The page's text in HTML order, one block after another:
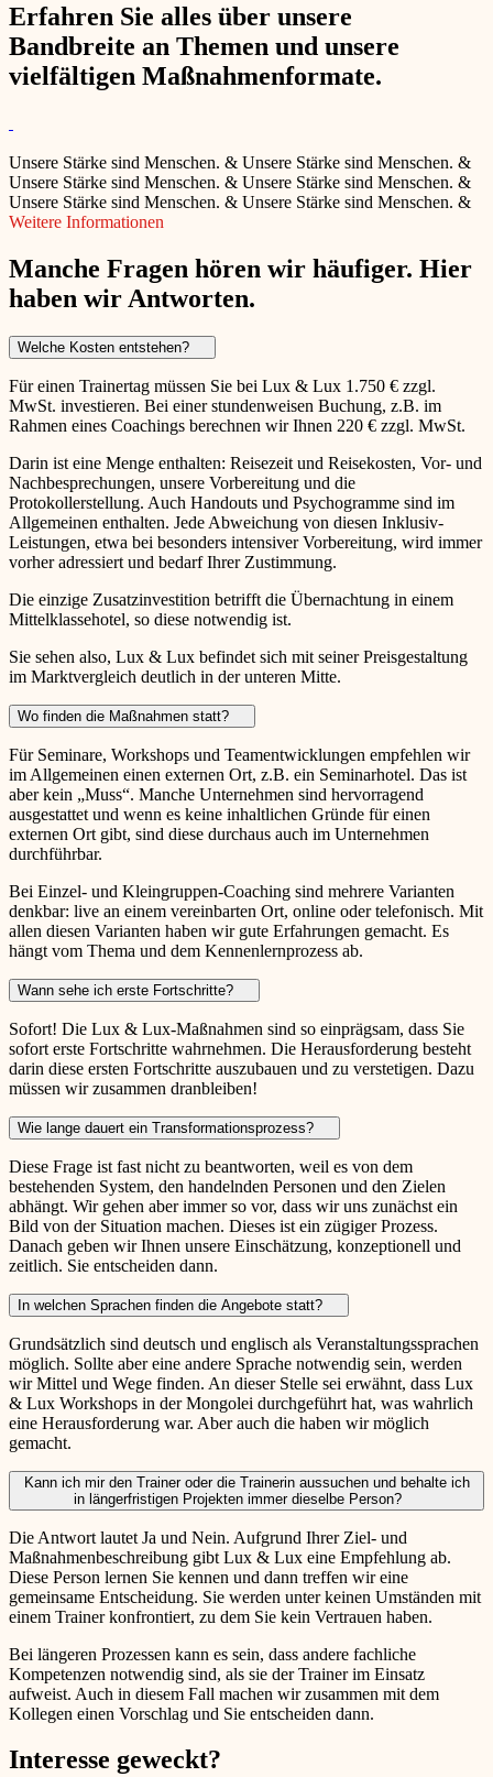
Erfahren Sie alles über unsere
Bandbreite an Themen und unsere
vielfältigen Maßnahmenformate.
Unsere Stärke sind Menschen. & Unsere Stärke sind Menschen. &
Unsere Stärke sind Menschen. & Unsere Stärke sind Menschen. &
Unsere Stärke sind Menschen. & Unsere Stärke sind Menschen. &
Weitere Informationen
Manche Fragen hören wir häufiger. Hier
haben wir Antworten.
Welche Kosten entstehen?
Für einen Trainertag müssen Sie bei Lux & Lux 1.750 € zzgl.
MwSt. investieren. Bei einer stundenweisen Buchung, z.B. im
Rahmen eines Coachings berechnen wir Ihnen 220 € zzgl. MwSt.
Darin ist eine Menge enthalten: Reisezeit und Reisekosten, Vor- und
Nachbesprechungen, unsere Vorbereitung und die
Protokollerstellung. Auch Handouts und Psychogramme sind im
Allgemeinen enthalten. Jede Abweichung von diesen Inklusiv-
Leistungen, etwa bei besonders intensiver Vorbereitung, wird immer
vorher adressiert und bedarf Ihrer Zustimmung.
Die einzige Zusatzinvestition betrifft die Übernachtung in einem
Mittelklassehotel, so diese notwendig ist.
Sie sehen also, Lux & Lux befindet sich mit seiner Preisgestaltung
im Marktvergleich deutlich in der unteren Mitte.
Wo finden die Maßnahmen statt?
Für Seminare, Workshops und Teamentwicklungen empfehlen wir
im Allgemeinen einen externen Ort, z.B. ein Seminarhotel. Das ist
aber kein „Muss“. Manche Unternehmen sind hervorragend
ausgestattet und wenn es keine inhaltlichen Gründe für einen
externen Ort gibt, sind diese durchaus auch im Unternehmen
durchführbar.
Bei Einzel- und Kleingruppen-Coaching sind mehrere Varianten
denkbar: live an einem vereinbarten Ort, online oder telefonisch. Mit
allen diesen Varianten haben wir gute Erfahrungen gemacht. Es
hängt vom Thema und dem Kennenlernprozess ab.
Wann sehe ich erste Fortschritte?
Sofort! Die Lux & Lux-Maßnahmen sind so einprägsam, dass Sie
sofort erste Fortschritte wahrnehmen. Die Herausforderung besteht
darin diese ersten Fortschritte auszubauen und zu verstetigen. Dazu
müssen wir zusammen dranbleiben!
Wie lange dauert ein Transformationsprozess?
Diese Frage ist fast nicht zu beantworten, weil es von dem
bestehenden System, den handelnden Personen und den Zielen
abhängt. Wir gehen aber immer so vor, dass wir uns zunächst ein
Bild von der Situation machen. Dieses ist ein zügiger Prozess.
Danach geben wir Ihnen unsere Einschätzung, konzeptionell und
zeitlich. Sie entscheiden dann.
In welchen Sprachen finden die Angebote statt?
Grundsätzlich sind deutsch und englisch als Veranstaltungssprachen
möglich. Sollte aber eine andere Sprache notwendig sein, werden
wir Mittel und Wege finden. An dieser Stelle sei erwähnt, dass Lux
& Lux Workshops in der Mongolei durchgeführt hat, was wahrlich
eine Herausforderung war. Aber auch die haben wir möglich
gemacht.
Kann ich mir den Trainer oder die Trainerin aussuchen und behalte ich
in längerfristigen Projekten immer dieselbe Person?
Die Antwort lautet Ja und Nein. Aufgrund Ihrer Ziel- und
Maßnahmenbeschreibung gibt Lux & Lux eine Empfehlung ab.
Diese Person lernen Sie kennen und dann treffen wir eine
gemeinsame Entscheidung. Sie werden unter keinen Umständen mit
einem Trainer konfrontiert, zu dem Sie kein Vertrauen haben.
Bei längeren Prozessen kann es sein, dass andere fachliche
Kompetenzen notwendig sind, als sie der Trainer im Einsatz
aufweist. Auch in diesem Fall machen wir zusammen mit dem
Kollegen einen Vorschlag und Sie entscheiden dann.
Interesse geweckt?